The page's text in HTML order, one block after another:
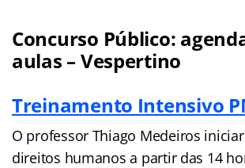
Concurso Público:
aulas – Vespertino
Treinamento Intensivo
O professor Thiago Medeiros
direitos humanos a partir das 14